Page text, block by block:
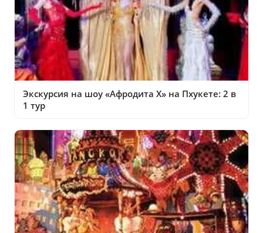
Экскурсия на шоу «Афродита Х» на Пхукете: 2 в
1 тур